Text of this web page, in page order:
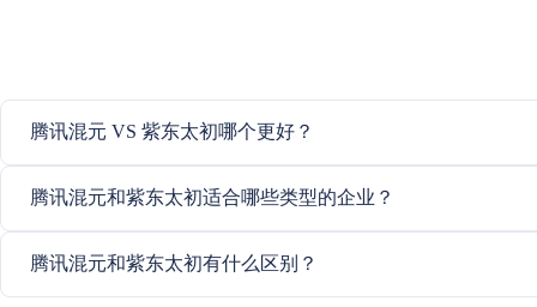
腾讯混元 VS 紫东太初哪个更好？
腾讯混元和紫东太初适合哪些类型的企业？
腾讯混元和紫东太初有什么区别？